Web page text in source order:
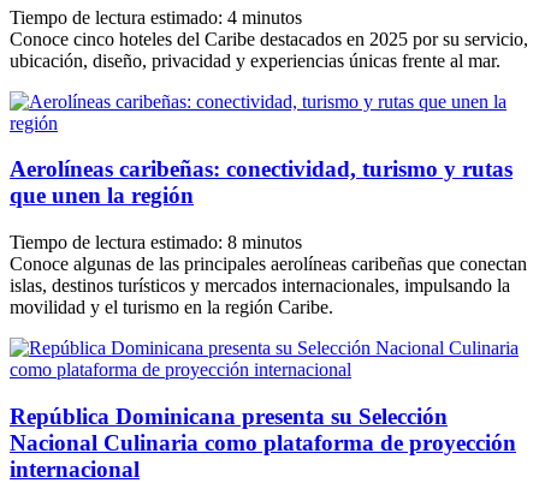
Tiempo de lectura estimado: 4 minutos
Conoce cinco hoteles del Caribe destacados en 2025 por su servicio,
ubicación, diseño, privacidad y experiencias únicas frente al mar.
Aerolíneas caribeñas: conectividad, turismo y rutas
que unen la región
Tiempo de lectura estimado: 8 minutos
Conoce algunas de las principales aerolíneas caribeñas que conectan
islas, destinos turísticos y mercados internacionales, impulsando la
movilidad y el turismo en la región Caribe.
República Dominicana presenta su Selección
Nacional Culinaria como plataforma de proyección
internacional